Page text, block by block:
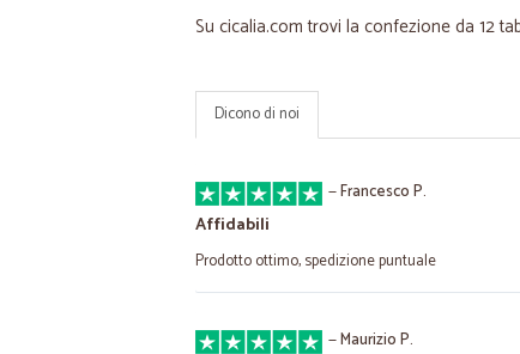
Su cicalia.com trovi la confezione da 12
Dicono di noi
—Francesco P.
Affidabili
Prodotto ottimo, spedizione puntuale
—Maurizio P.